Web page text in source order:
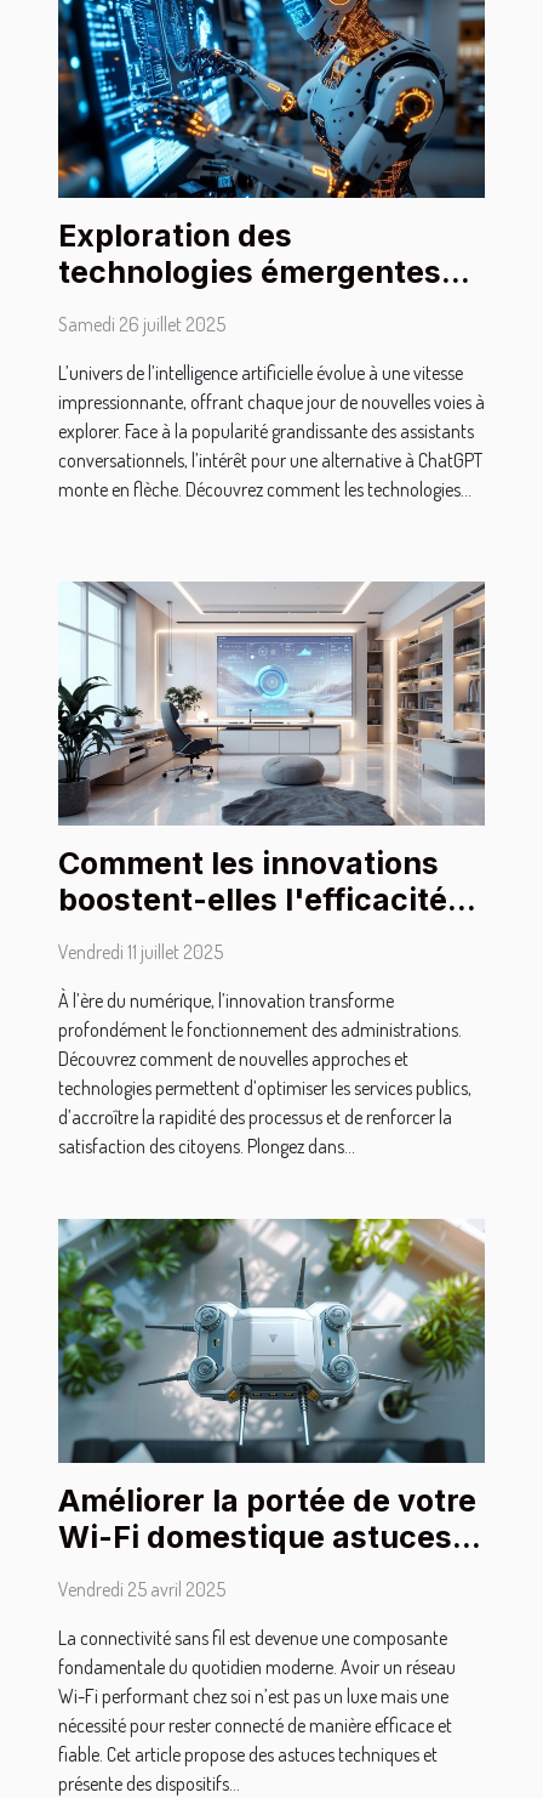
Exploration des
technologies émergentes
comme alternative à
ChatGPT
Samedi 26 juillet 2025
L’univers de l’intelligence artificielle évolue à une vitesse
impressionnante, offrant chaque jour de nouvelles voies à
explorer. Face à la popularité grandissante des assistants
conversationnels, l’intérêt pour une alternative à ChatGPT
monte en flèche. Découvrez comment les technologies...
Comment les innovations
boostent-elles l'efficacité
de l'administration ?
Vendredi 11 juillet 2025
À l’ère du numérique, l’innovation transforme
profondément le fonctionnement des administrations.
Découvrez comment de nouvelles approches et
technologies permettent d’optimiser les services publics,
d’accroître la rapidité des processus et de renforcer la
satisfaction des citoyens. Plongez dans...
Améliorer la portée de votre
Wi-Fi domestique astuces
techniques et appareils
Vendredi 25 avril 2025
La connectivité sans fil est devenue une composante
fondamentale du quotidien moderne. Avoir un réseau
Wi-Fi performant chez soi n’est pas un luxe mais une
nécessité pour rester connecté de manière efficace et
fiable. Cet article propose des astuces techniques et
présente des dispositifs...